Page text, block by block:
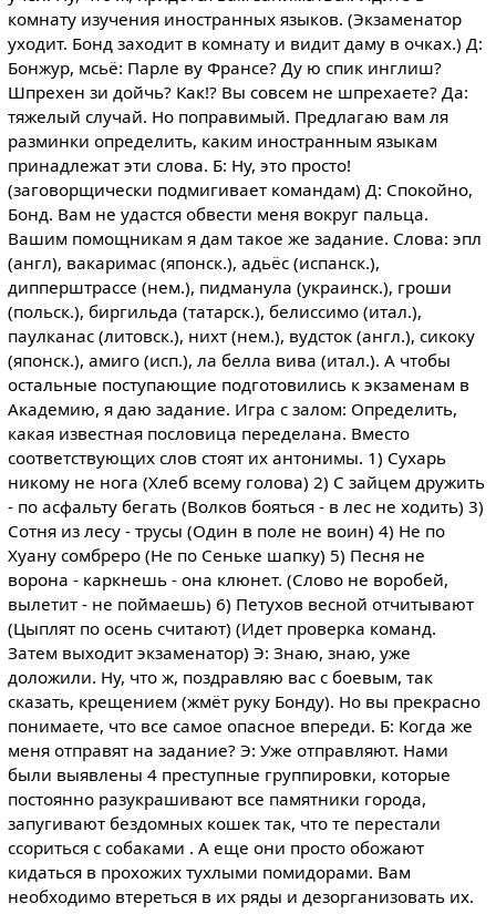
комнату изучения иностранных языков. (Экзаменатор
уходит. Бонд заходит в комнату и видит даму в очках.) Д:
Бонжур, мсьё: Парле ву Франсе? Ду ю спик инглиш?
Шпрехен зи дойчь? Как!? Вы совсем не шпрехаете? Да:
тяжелый случай. Но поправимый. Предлагаю вам ля
разминки определить, каким иностранным языкам
принадлежат эти слова. Б: Ну, это просто!
(заговорщически подмигивает командам) Д: Спокойно,
Бонд. Вам не удастся обвести меня вокруг пальца.
Вашим помощникам я дам такое же задание. Слова: эпл
(англ), вакаримас (японск.), адьёс (испанск.),
дипперштрассе (нем.), пидманула (украинск.), гроши
(польск.), биргильда (татарск.), белиссимо (итал.),
паулканас (литовск.), нихт (нем.), вудсток (англ.), сикоку
(японск.), амиго (исп.), ла белла вива (итал.). А чтобы
остальные поступающие подготовились к экзаменам в
Академию, я даю задание. Игра с залом: Определить,
какая известная пословица переделана. Вместо
соответствующих слов стоят их антонимы. 1) Сухарь
никому не нога (Хлеб всему голова) 2) С зайцем дружить
- по асфальту бегать (Волков бояться - в лес не ходить) 3)
Сотня из лесу - трусы (Один в поле не воин) 4) Не по
Хуану сомбреро (Не по Сеньке шапку) 5) Песня не
ворона - каркнешь - она клюнет. (Слово не воробей,
вылетит - не поймаешь) 6) Петухов весной отчитывают
(Цыплят по осень считают) (Идет проверка команд.
Затем выходит экзаменатор) Э: Знаю, знаю, уже
доложили. Ну, что ж, поздравляю вас с боевым, так
сказать, крещением (жмёт руку Бонду). Но вы прекрасно
понимаете, что все самое опасное впереди. Б: Когда же
меня отправят на задание? Э: Уже отправляют. Нами
были выявлены 4 преступные группировки, которые
постоянно разукрашивают все памятники города,
запугивают бездомных кошек так, что те перестали
ссориться с собаками . А еще они просто обожают
кидаться в прохожих тухлыми помидорами. Вам
необходимо втереться в их ряды и дезорганизовать их.